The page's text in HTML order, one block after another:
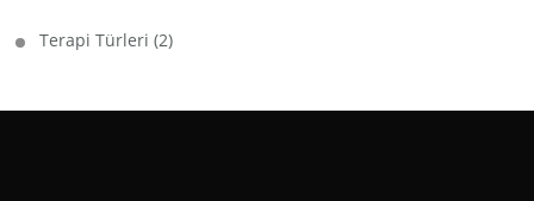
Terapi Türleri (2)